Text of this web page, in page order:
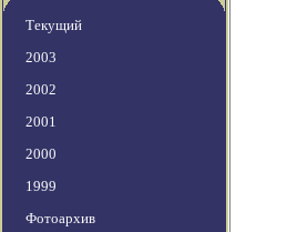
Текущий
2003
2002
2001
2000
1999
Фотоархив